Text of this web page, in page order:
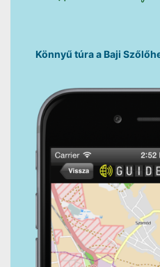
Könnyű túra a Baji